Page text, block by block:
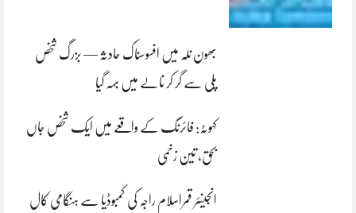
بھون نلہ میں افسوسناک حادثہ — بزرگ شخص
پلی سے گر کر نالے میں بہہ گیا
کہوٹہ: فائرنگ کے واقعے میں ایک شخص جاں
بحق، تین زخمی
انجینئر قمراسلام راجہ کی کمبوڈیا سے ہنگامی کال